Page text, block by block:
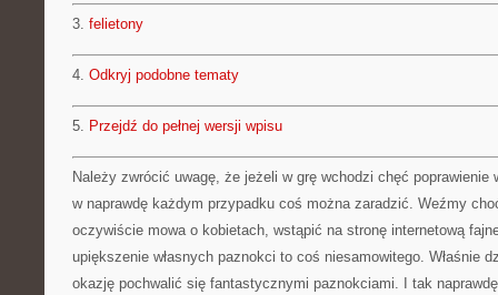
3. felietony
4. Odkryj podobne tematy
5. Przejdź do pełnej wersji wpisu
Należy zwrócić uwagę, że jeżeli w grę wchodzi chęć poprawienie
w naprawdę każdym przypadku coś można zaradzić. Weźmy
oczywiście mowa o kobietach, wstąpić na stronę internetową
upiększenie własnych paznokci to coś niesamowitego. Właśnie
okazję pochwalić się fantastycznymi paznokciami. I tak